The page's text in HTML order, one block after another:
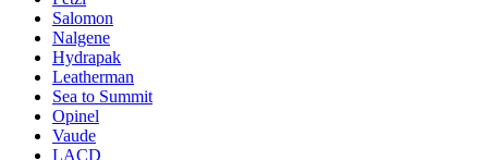
Salomon
Nalgene
Hydrapak
Leatherman
Sea to Summit
Opinel
Vaude
LACD